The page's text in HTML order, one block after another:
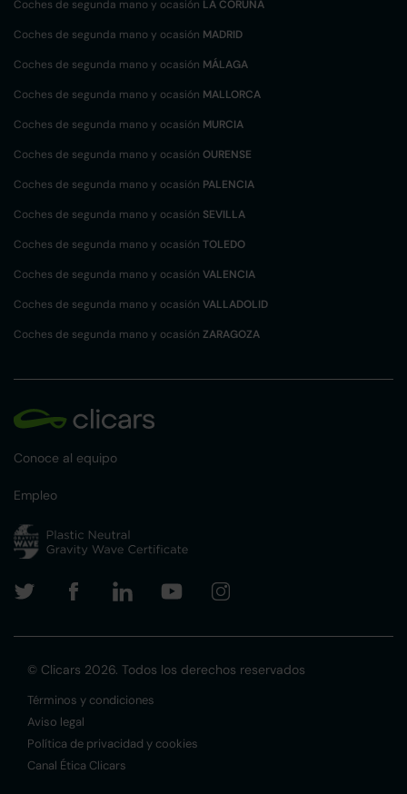
Coches de segunda mano y ocasión LA CORUÑA
Coches de segunda mano y ocasión MADRID
Coches de segunda mano y ocasión MÁLAGA
Coches de segunda mano y ocasión MALLORCA
Coches de segunda mano y ocasión MURCIA
Coches de segunda mano y ocasión OURENSE
Coches de segunda mano y ocasión PALENCIA
Coches de segunda mano y ocasión SEVILLA
Coches de segunda mano y ocasión TOLEDO
Coches de segunda mano y ocasión VALENCIA
Coches de segunda mano y ocasión VALLADOLID
Coches de segunda mano y ocasión ZARAGOZA
Conoce al equipo
Empleo
© Clicars 2026. Todos los derechos reservados
Términos y condiciones
Aviso legal
Política de privacidad y cookies
Canal Ética Clicars